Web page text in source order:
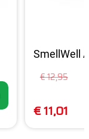
SmellWell
€ 12,95
€ 11,01